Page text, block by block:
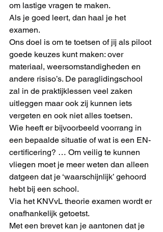
om lastige vragen te maken.
Als je goed leert, dan haal je het
examen.
Ons doel is om te toetsen of jij als piloot
goede keuzes kunt maken: over
materiaal, weersomstandigheden en
andere risiso’s. De paraglidingschool
zal in de praktijklessen veel zaken
uitleggen maar ook zij kunnen iets
vergeten en ook niet alles toetsen.
Wie heeft er bijvoorbeeld voorrang in
een bepaalde situatie of wat is een EN-
certificering? … Om veilig te kunnen
vliegen moet je meer weten dan alleen
datgeen dat je ‘waarschijnlijk’ gehoord
hebt bij een school.
Via het KNVvL theorie examen wordt er
onafhankelijk getoetst.
Met een brevet kan je aantonen dat je